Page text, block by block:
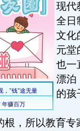
现代
全日
文化
元堂
也一
漂泊
的孩
，所以教育专